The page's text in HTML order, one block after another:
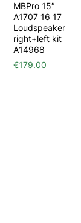
MBPro 15″
A1707 16 17
Loudspeaker
right+left kit
A14968
€179.00